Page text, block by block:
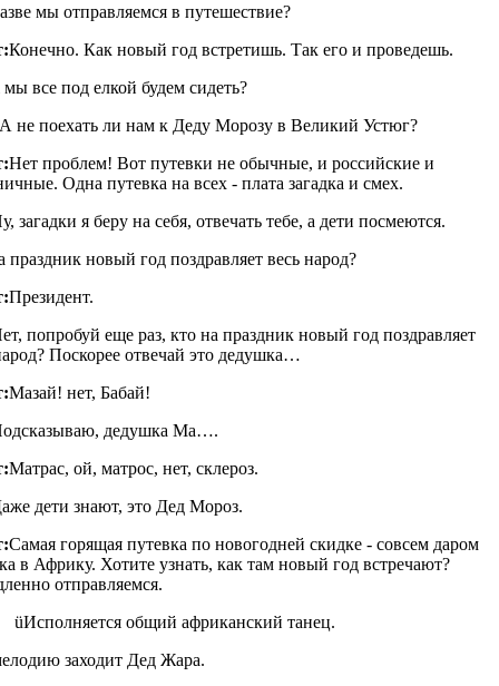
мы отправляемся в путешествие?
Конечно. Как новый год встретишь. Так его и проведешь.
все под елкой будем сидеть?
не поехать ли нам к Деду Морозу в Великий Устюг?
Нет проблем! Вот путевки не обычные, и российские и
Одна путевка на всех - плата загадка и смех.
загадки я беру на себя, отвечать тебе, а дети посмеются.
праздник новый год поздравляет весь народ?
Президент.
попробуй еще раз, кто на праздник новый год поздравляет
Поскорее отвечай это дедушка…
Мазай! нет, Бабай!
дедушка Ма….
Матрас, ой, матрос, нет, склероз.
дети знают, это Дед Мороз.
Самая горящая путевка по новогодней скидке - совсем даром
в Африку. Хотите узнать, как там новый год встречают?
отправляемся.
üИсполняется общий африканский танец.
заходит Дед Жара.